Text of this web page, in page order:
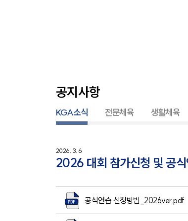
공지사항
KGA소식 전문체육 생활체육
2026. 3. 6
2026 대회 참가신청 및 공
공식연습 신청방법_2026ver.pdf